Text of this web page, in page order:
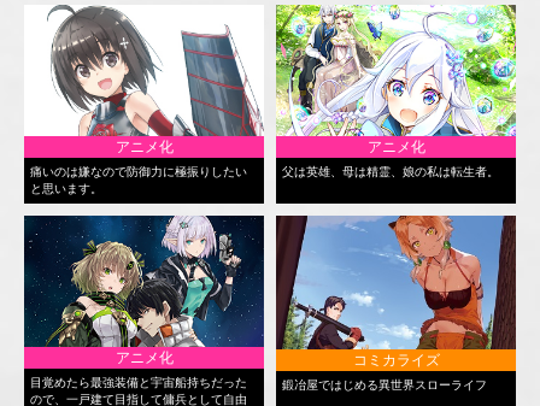
アニメ化
痛いのは嫌なので防御力に極振りしたい
と思います。
アニメ化
父は英雄、母は精霊、娘の私は転生者。
アニメ化
目覚めたら最強装備と宇宙船持ちだった
ので、一戸建て目指して傭兵として自由
コミカライズ
鍛冶屋ではじめる異世界スローライフ